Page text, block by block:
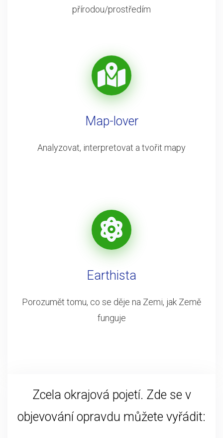
přírodou/prostředím
Map-lover
Analyzovat, interpretovat a tvořit mapy
Earthista
Porozumět tomu, co se děje na Zemi, jak Země
funguje
Zcela okrajová pojetí. Zde se v
objevování opravdu můžete vyřádit: